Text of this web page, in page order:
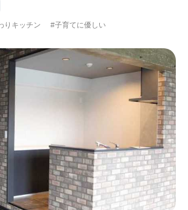
りキッチン #子育てに優しい